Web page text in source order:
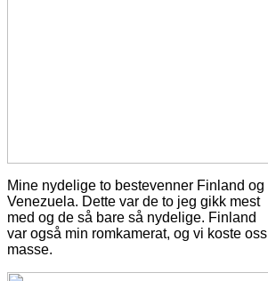
Mine nydelige to bestevenner Finland og
Venezuela. Dette var de to jeg gikk mest
med og de så bare så nydelige. Finland
var også min romkamerat, og vi koste oss
masse.